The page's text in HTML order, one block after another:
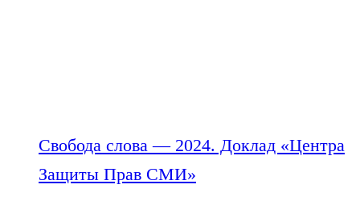
Свобода слова — 2024. Доклад «Центра
Защиты Прав СМИ»